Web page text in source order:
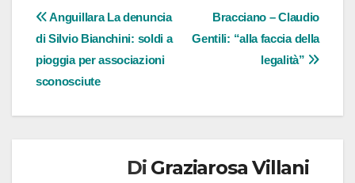
Navigazione
articoli
Bracciano – Claudio
Gentili: “alla faccia della
legalità”
Anguillara La denuncia
di Silvio Bianchini: soldi a
pioggia per associazioni
sconosciute
Di Graziarosa Villani